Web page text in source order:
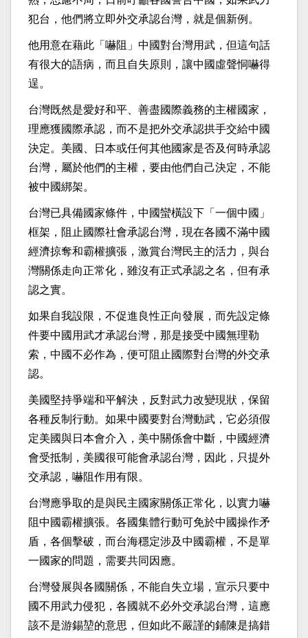
犯台，他們將立即外交承認台灣，就是個新例。
他用意在藉此「嚇阻」中國對台灣用武，但這句話
有很大的語病，而且自失原則，讓中國虛聲恫嚇得
逞。
台灣既然是愛好和平、善盡國際義務的主權國家，
理應獲國際承認，而不是把外交承認拱手交給中國
決定。美國、日本或任何其他國家是否及何時承認
台灣，屬於他們的主權，要由他們自己決定，不能
被中國綁架。
台灣已具備國家條件，中國蠻橫設下「一個中國」
框架，阻止國際社會承認台灣，現在各國不滿中國
經濟掠奪和霸權擴張，激賞台灣民主的活力，與台
灣關係走向正常化，雖沒有正式承認之名，但有承
認之實。
如果自我設限，不促進良性正向發展，而先設定條
件要中國用武才承認台灣，那是接受中國無理勒
索，中國不必作為，便可阻止國際對台灣的外交承
認。
美國堅持爭端和平解決，反對武力改變現狀，保留
各種反制行動。如果中國要對台灣動武，它必須假
定美國與日本會介入，美中關係會中斷，中國經濟
會受抵制，美國很可能會承認台灣，因此，只提外
交承認，嚇阻作用有限。
台灣應爭取的是與民主國家關係正常化，以實力嚇
阻中國霸權擴張。各國集體行動可免於中國操作矛
盾，各個擊破，而台海穩定涉及中國霸權，不是單
一國家的問題，需要共同因應。
台灣發展與各國關係，不能自失立場，宣示只要中
國不用武力侵犯，各國就不必外交承認台灣，這應
該不是游錫堃的意思，但如此不嚴謹的鋪陳是搞錯